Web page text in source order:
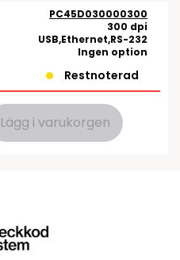
PC45D030000300
300 dpi
USB,Ethernet,RS-232
Ingen option
Restnoterad
Lägg i varukorgen